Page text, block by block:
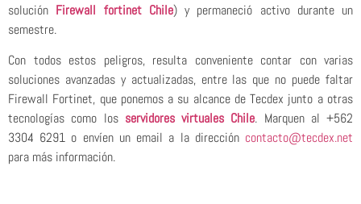
solución Firewall fortinet Chile) y permaneció activo durante un
semestre.
Con todos estos peligros, resulta conveniente contar con varias
soluciones avanzadas y actualizadas, entre las que no puede faltar
Firewall Fortinet, que ponemos a su alcance de Tecdex junto a otras
tecnologías como los servidores virtuales Chile. Marquen al +562
3304 6291 o envíen un email a la dirección contacto@tecdex.net
para más información.